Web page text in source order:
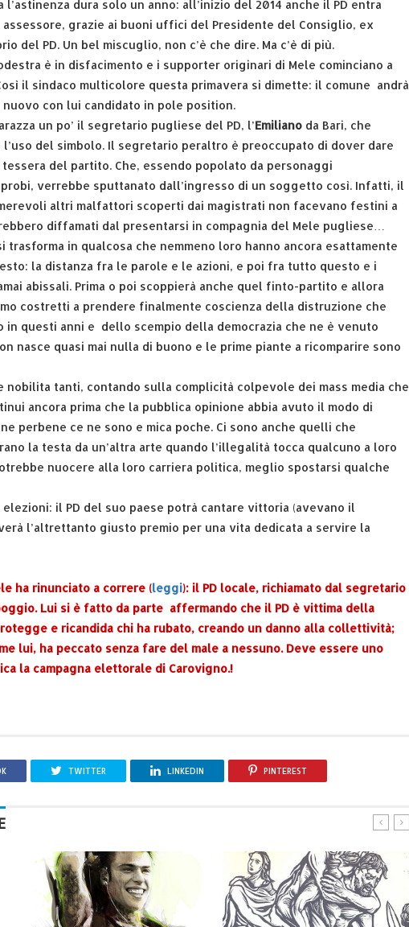
l’astinenza dura solo un anno: all’inizio del 2014 anche il PD entra
assessore, grazie ai buoni uffici del Presidente del Consiglio, ex
del PD. Un bel miscuglio, non c’è che dire. Ma c’è di più.
è in disfacimento e i supporter originari di Mele cominciano a
il sindaco multicolore questa primavera si dimette: il comune andrà
con lui candidato in pole position.
un po’ il segretario pugliese del PD, l’Emiliano da Bari, che
del simbolo. Il segretario peraltro è preoccupato di dover dare
tessera del partito. Che, essendo popolato da personaggi
verrebbe sputtanato dall’ingresso di un soggetto così. Infatti, il
altri malfattori scoperti dai magistrati non facevano festini a
diffamati dal presentarsi in compagnia del Mele pugliese…
trasforma in qualcosa che nemmeno loro hanno ancora esattamente
la distanza fra le parole e le azioni, e poi fra tutto questo e i
abissali. Prima o poi scoppierà anche quel finto-partito e allora
costretti a prendere finalmente coscienza della distruzione che
in questi anni e dello scempio della democrazia che ne è venuto
nasce quasi mai nulla di buono e le prime piante a ricomparire sono
nobilita tanti, contando sulla complicità colpevole dei mass media che
ancora prima che la pubblica opinione abbia avuto il modo di
perbene ce ne sono e mica poche. Ci sono anche quelli che
la testa da un’altra arte quando l’illegalità tocca qualcuno a loro
nuocere alla loro carriera politica, meglio spostarsi qualche
elezioni: il PD del suo paese potrà cantare vittoria (avevano il
l’altrettanto giusto premio per una vita dedicata a servire la
ha rinunciato a correre (leggi): il PD locale, richiamato dal segretario
Lui si è fatto da parte affermando che il PD è vittima della
e ricandida chi ha rubato, creando un danno alla collettività;
lui, ha peccato senza fare del male a nessuno. Deve essere uno
la campagna elettorale di Carovigno.!
TWITTER LINKEDIN PINTEREST